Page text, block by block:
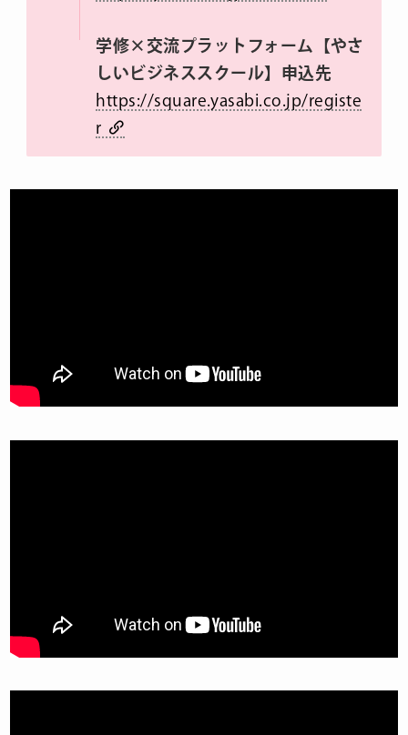
学修×交流プラットフォーム【やさ
しいビジネススクール】申込先
https://square.yasabi.co.jp/registe
r